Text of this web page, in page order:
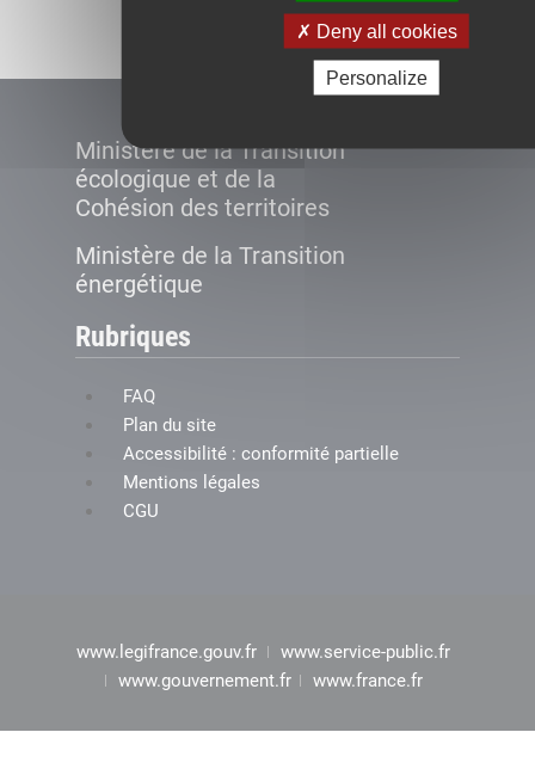
Deny all cookies
Personalize
Ministère de la Transition
écologique et de la
Cohésion des territoires
Ministère de la Transition
énergétique
Rubriques
FAQ
Plan du site
Accessibilité : conformité partielle
Mentions légales
CGU
www.legifrance.gouv.fr
www.service-public.fr
www.gouvernement.fr
www.france.fr